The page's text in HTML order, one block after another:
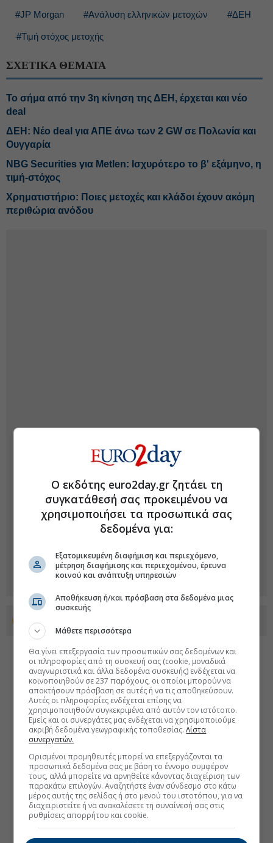
#JP Morgan #Ανάλυση ελληνικών μετοχών #ΔΕΗ
#Τιμή στόχος μετοχής
ΣΧΕΤΙΚΑ ΘΕΜΑΤΑ
Το σήμα από την 3η κίνηση της ΔΕΗ, έρχεται και νέο
deal
ΔΕΗ: Νέο deal για ΑΠΕ άνω των 2 GW σε Πολωνία και
Ουγγαρία
NBG Securities για Metlen: Ισχυρότερο το β' εξάμηνο, η
τιμή-στόχος
Χρηματιστήριο: Ποιες μετοχές και κλάδοι έχουν ακόμη
περιθώρια ανόδου
Προσθέστε το euro2day.gr στο Discover
Ο εκδότης euro2day.gr ζητάει τη
συγκατάθεσή σας προκειμένου να
χρησιμοποιήσει τα προσωπικά σας
δεδομένα για:
Εξατομικευμένη διαφήμιση και περιεχόμενο,
μέτρηση διαφήμισης και περιεχομένου, έρευνα
κοινού και ανάπτυξη υπηρεσιών
Αποθήκευση ή/και πρόσβαση στα δεδομένα μιας
συσκευής
Μάθετε περισσότερα
Θα γίνει επεξεργασία των προσωπικών σας δεδομένων και
οι πληροφορίες από τη συσκευή σας (cookie, μοναδικά
αναγνωριστικά και άλλα δεδομένα συσκευής) ενδέχεται να
κοινοποιηθούν σε 237 παρόχους, οι οποίοι μπορούν να
αποκτήσουν πρόσβαση σε αυτές ή να τις αποθηκεύσουν.
Αυτές οι πληροφορίες ενδέχεται επίσης να
χρησιμοποιηθούν συγκεκριμένα από αυτόν τον ιστότοπο.
Εμείς και οι συνεργάτες μας ενδέχεται να χρησιμοποιούμε
ακριβή δεδομένα γεωγραφικής τοποθεσίας.Λίστα
συνεργατών.
Ορισμένοι προμηθευτές μπορεί να επεξεργάζονται τα
προσωπικά δεδομένα σας με βάση το έννομο συμφέρον
τους, αλλά μπορείτε να αρνηθείτε κάνοντας διαχείριση των
παρακάτω επιλογών. Αναζητήστε έναν σύνδεσμο στο κάτω
μέρος αυτής της σελίδας ή στο μενού του ιστοτόπου, για να
διαχειριστείτε ή να ανακαλέσετε τη συναίνεσή σας στις
ρυθμίσεις απορρήτου και cookie.